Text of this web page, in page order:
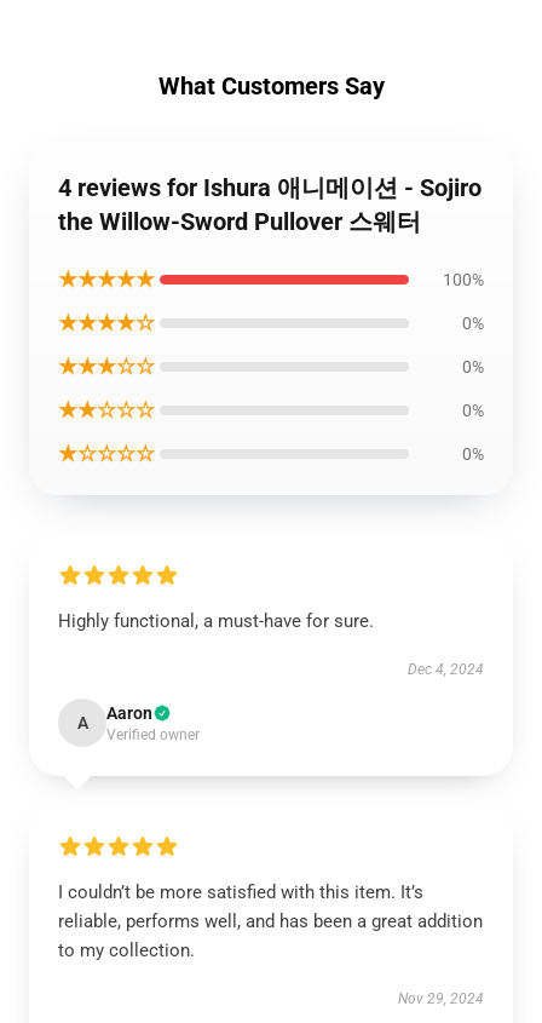
What Customers Say
4 reviews for Ishura 애니메이션 - Sojiro
the Willow-Sword Pullover 스웨터
★★★★★ 100%
★★★★☆ 0%
★★★☆☆ 0%
★★☆☆☆ 0%
★☆☆☆☆ 0%
Highly functional, a must-have for sure.
Dec 4, 2024
A Aaron
Verified owner
I couldn’t be more satisfied with this item. It’s
reliable, performs well, and has been a great addition
to my collection.
Nov 29, 2024